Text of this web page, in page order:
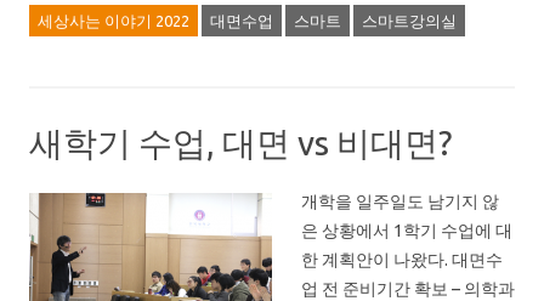
세상사는 이야기 2022 대면수업 스마트 스마트강의실
새학기 수업, 대면 vs 비대면?
개학을 일주일도 남기지 않
은 상황에서 1학기 수업에 대
한 계획안이 나왔다. 대면수
업 전 준비기간 확보 – 의학과